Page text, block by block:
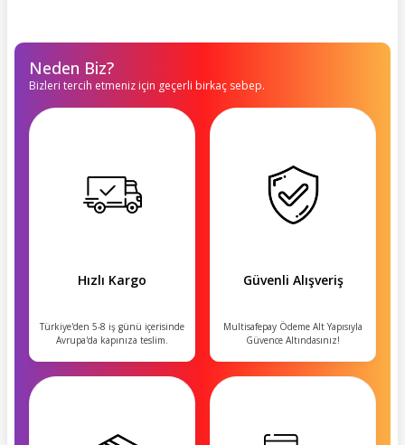
Neden Biz?
Bizleri tercih etmeniz için geçerli birkaç sebep.
Hızlı Kargo
Türkiye'den 5-8 iş günü içerisinde
Avrupa'da kapınıza teslim.
Güvenli Alışveriş
Multisafepay Ödeme Alt Yapısıyla
Güvence Altındasınız!